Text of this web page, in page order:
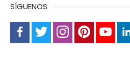
SÍGUENOS